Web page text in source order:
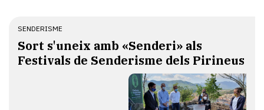
SENDERISME
Sort s'uneix amb «Senderi» als
Festivals de Senderisme dels Pirineus